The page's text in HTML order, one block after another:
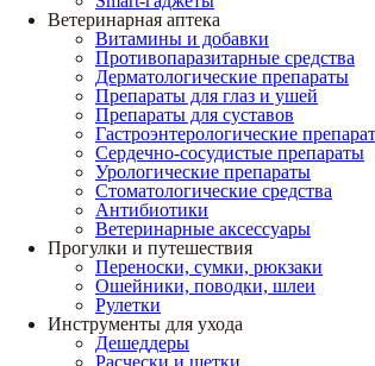
Ветеринарная аптека
Витамины и добавки
Противопаразитарные средства
Дерматологические препараты
Препараты для глаз и ушей
Препараты для суставов
Гастроэнтерологические
Сердечно-сосудистые препараты
Урологические препараты
Стоматологические средства
Антибиотики
Ветеринарные аксессуары
Прогулки и путешествия
Переноски, сумки, рюкзаки
Ошейники, поводки, шлеи
Рулетки
Инструменты для ухода
Дешеддеры
Расчески и щетки